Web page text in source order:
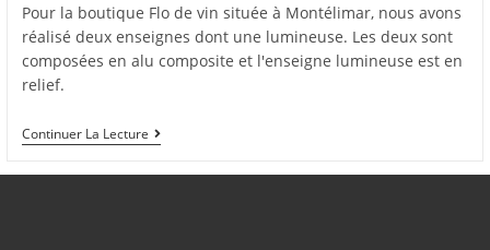
Pour la boutique Flo de vin située à Montélimar, nous avons
réalisé deux enseignes dont une lumineuse. Les deux sont
composées en alu composite et l'enseigne lumineuse est en
relief.
Continuer La Lecture